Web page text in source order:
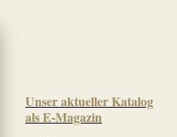
Unser aktueller Katalog
als E-Magazin